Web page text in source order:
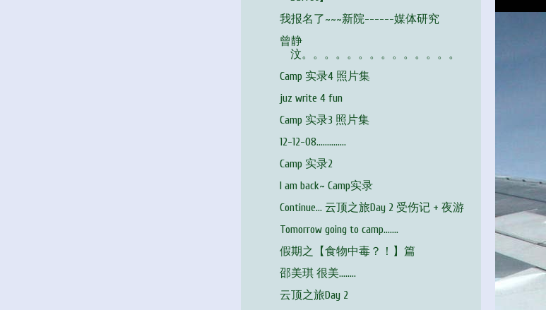
我报名了~~~新院------媒体研究
曾静
汶。。。。。。。。。。。。。。
Camp 实录4 照片集
juz write 4 fun
Camp 实录3 照片集
12-12-08..............
Camp 实录2
I am back~ Camp实录
Continue... 云顶之旅Day 2 受伤记 + 夜游
Tomorrow going to camp.......
假期之【食物中毒？！】篇
邵美琪 很美........
云顶之旅Day 2